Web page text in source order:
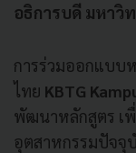
อธิการบดี มหาวิ
การร่วมออกแบบ
ไทย KBTG
พัฒนาหลักสูตร เพื่
อุตสาหกรรมปัจจุ